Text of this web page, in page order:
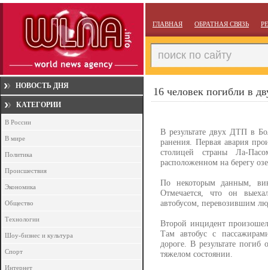
ГЛАВНАЯ ОБРАТНАЯ СВЯЗЬ
НОВОСТЬ ДНЯ
КАТЕГОРИИ
В России
В мире
Политика
Происшествия
Экономика
Общество
Технологии
Шоу-бизнес и культура
Спорт
Интернет
16 человек погибли в
В результате двух ДТП в
ранения. Первая авария
столицей страны Ла-
расположенном на берегу
По некоторым данным,
Отмечается, что он
автобусом, перевозившим
Второй инцидент
Там автобус с
дороге. В результате
тяжелом состоянии.